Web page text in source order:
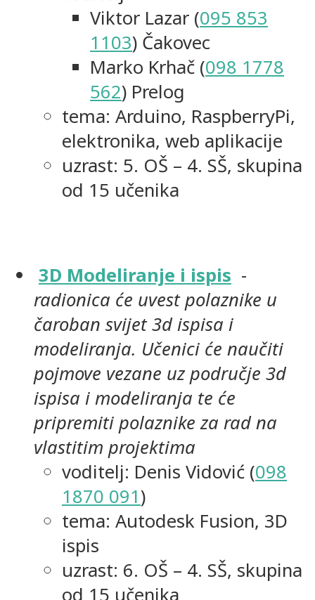
Viktor Lazar (095 853
1103) Čakovec
Marko Krhač (098 1778
562) Prelog
tema: Arduino, RaspberryPi,
elektronika, web aplikacije
uzrast: 5. OŠ – 4. SŠ, skupina
od 15 učenika
3D Modeliranje i ispis -
radionica će uvest polaznike u
čaroban svijet 3d ispisa i
modeliranja. Učenici će naučiti
pojmove vezane uz područje 3d
ispisa i modeliranja te će
pripremiti polaznike za rad na
vlastitim projektima
voditelj: Denis Vidović (098
1870 091)
tema: Autodesk Fusion, 3D
ispis
uzrast: 6. OŠ – 4. SŠ, skupina
od 15 učenika